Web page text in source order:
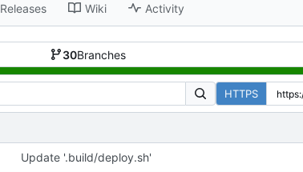
Releases Wiki Activity
30Branches
HTTPS
Update '.build/deploy.sh'